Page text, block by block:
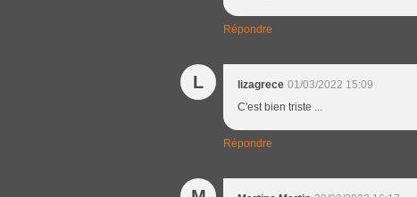
Répondre
L lizagrece 01/03/2022 15:09
C'est bien triste ...
Répondre